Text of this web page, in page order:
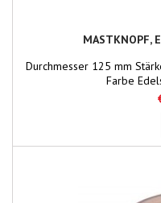
MASTKNOPF,
Durchmesser 125 mm
Farbe